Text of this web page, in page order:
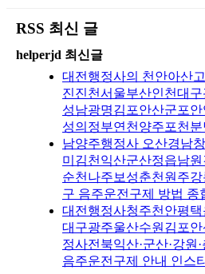
RSS 최신 글
helperjd 최신글
대전행정사의 천안아산
진진천서울부산인천대
성남광명김포안산군포
성의정부연천양주포천
남양주행정사 오산경남
미김천익산군산정읍남
순천나주보성춘천원주
구 음주운전구제 방법 종
대전행정사청주천안평
대구광주울산수원김포
정사전북익산·군산·강원
음주운전구제 안내 인스